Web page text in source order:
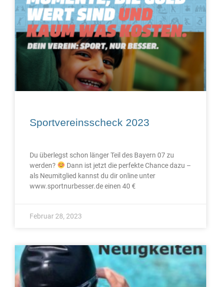
Sportvereinsscheck 2023
Du überlegst schon länger Teil des Bayern 07 zu
werden?
Dann ist jetzt die perfekte Chance dazu –
als Neumitglied kannst du dir online unter
www.sportnurbesser.de einen 40 €
Februar 28, 2023